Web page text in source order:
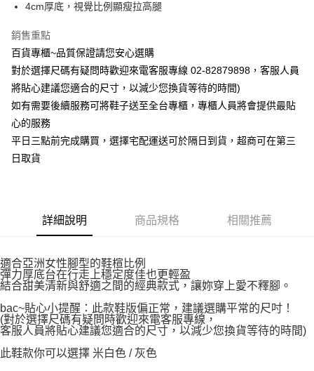
4cm厚底，視覺比例顯瘦拉高腿
銷售重點
百貨專櫃~品質保證請您安心選購
對於選擇尺碼有疑問時歡迎來電客服專線 02-82879898，客服人員
將貼心建議您適合的尺寸，以減少您換貨等待的時間)
如有需要後續服務可將鞋子送至全台專櫃，專櫃人員將會提供最貼
心的服務
平日三點前完成購買，選擇宅配運送可於隔日到貨，超商可在第三
日取貨
詳細說明 商品規格 相關推薦
適合亞洲女性腳型的鞋楦比例
彈力厚底台在行走上穩定度佳也更輕盈
結合甜美清新與舒適之間的經典款式，讓妳穿上愛不釋腳。
bac~貼心小提醒：此款鞋版偏正常，建議選購平常的尺吋！
(對於選擇尺碼有疑問時歡迎來電客服專線，
客服人員將貼心建議您適合的尺寸，以減少您換貨等待的時間)
此鞋款你可以選擇 米白色 / 灰色